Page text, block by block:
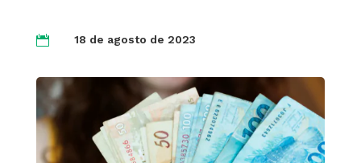
 18 de agosto de 2023